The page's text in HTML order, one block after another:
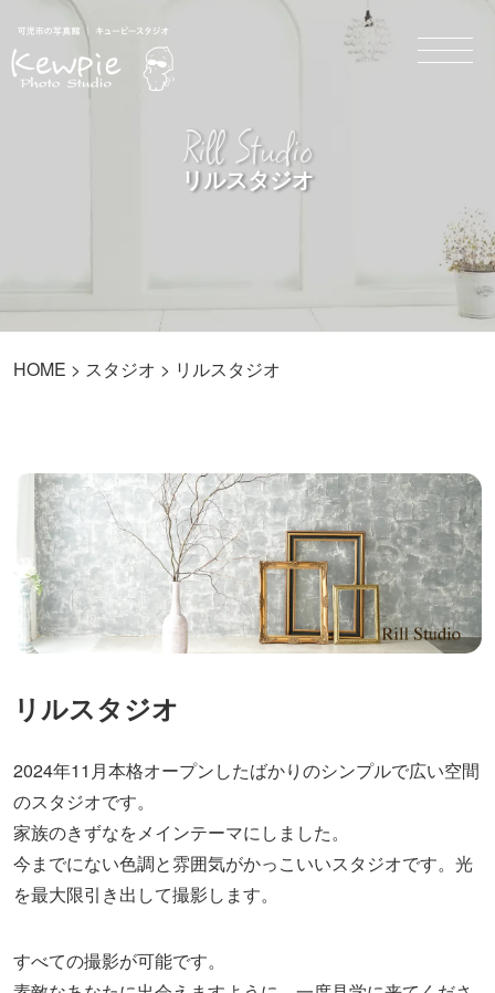
Rill Studio
リルスタジオ
HOME > スタジオ > リルスタジオ
リルスタジオ
2024年11月本格オープンしたばかりのシンプルで広い空間
のスタジオです。
家族のきずなをメインテーマにしました。
今までにない色調と雰囲気がかっこいいスタジオです。光
を最大限引き出して撮影します。
すべての撮影が可能です。